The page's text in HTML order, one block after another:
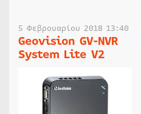
5 Φεβρουαρίου 2018 13:40
Geovision GV-NVR
System Lite V2